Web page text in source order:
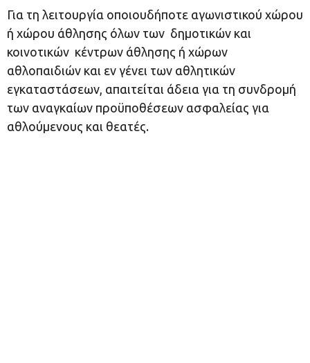
Για τη λειτουργία οποιουδήποτε αγωνιστικού χώρου
ή χώρου άθλησης όλων των δημοτικών και
κοινοτικών κέντρων άθλησης ή χώρων
αθλοπαιδιών και εν γένει των αθλητικών
εγκαταστάσεων, απαιτείται άδεια για τη συνδρομή
των αναγκαίων προϋποθέσεων ασφαλείας για
αθλούμενους και θεατές.